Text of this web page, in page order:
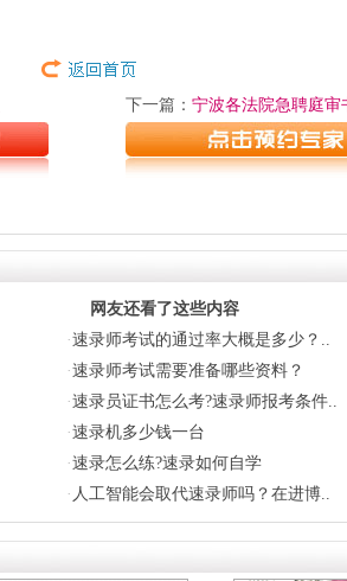
下一篇： 宁波各法院急聘庭审
网友还看了这些内容
·速录师考试的通过率大概是多少？..
·速录师考试需要准备哪些资料？
·速录员证书怎么考?速录师报考条件..
·速录机多少钱一台
·速录怎么练?速录如何自学
· 人工智能会取代速录师吗？在进博..